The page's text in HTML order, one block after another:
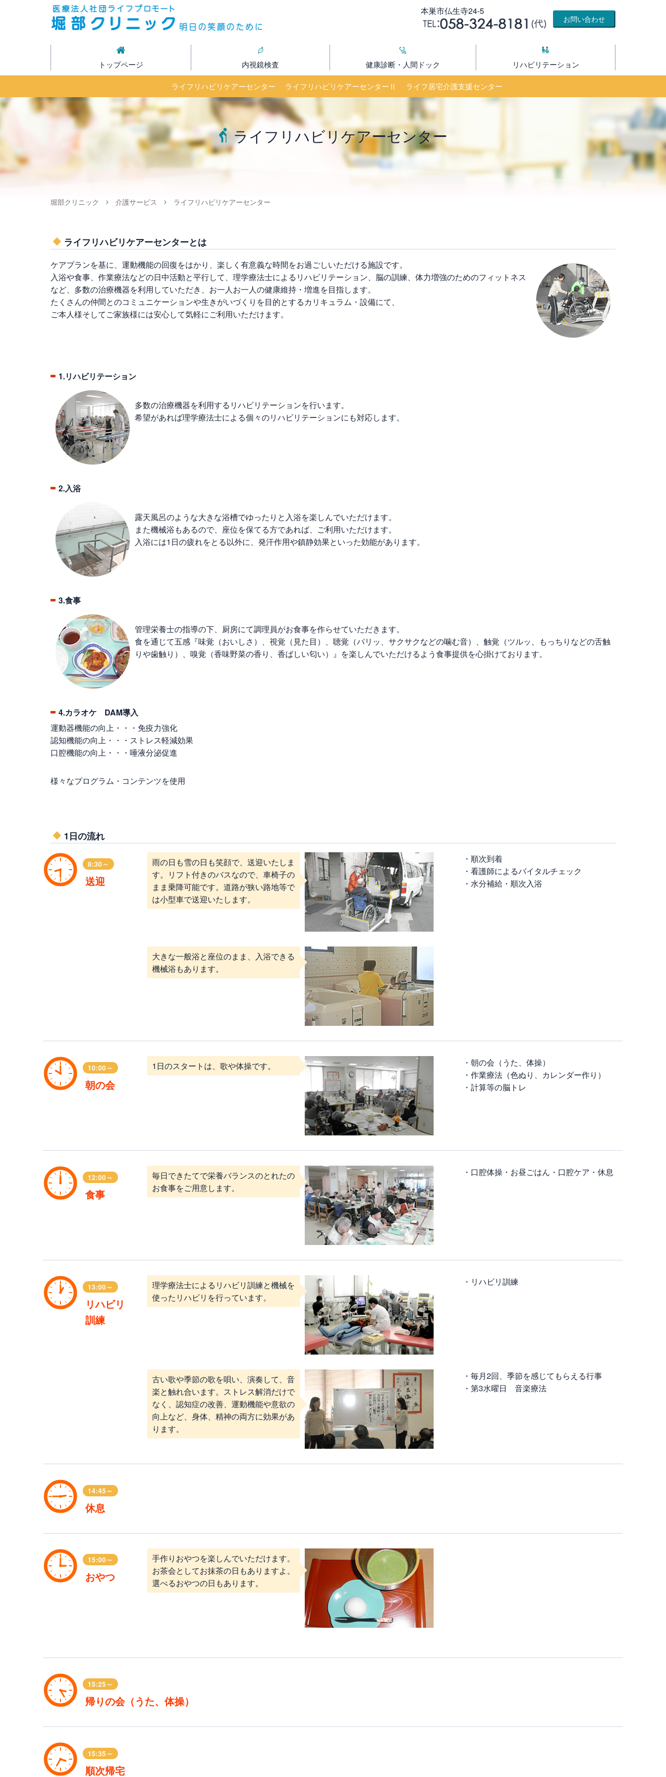
本巣市仏生寺24-5
お問い合わせ
トップページ 内視鏡検査 健康診断・人間ドック リハビリテーション
ライフリハビリケアーセンター ライフリハビリケアーセンターⅡ ライフ居宅介護支援センター
ライフリハビリケアーセンター
堀部クリニック 介護サービス ライフリハビリケアーセンター
ライフリハビリケアーセンターとは
ケアプランを基に、運動機能の回復をはかり、楽しく有意義な時間をお過ごしいただける施設です。
入浴や食事、作業療法などの日中活動と平行して、理学療法士によるリハビリテーション、脳の訓練、体力増強のためのフィットネス
など、多数の治療機器を利用していただき、お一人お一人の健康維持・増進を目指します。
たくさんの仲間とのコミュニケーションや生きがいづくりを目的とするカリキュラム・設備にて、
ご本人様そしてご家族様には安心して気軽にご利用いただけます。
1.リハビリテーション
多数の治療機器を利用するリハビリテーションを行います。
希望があれば理学療法士による個々のリハビリテーションにも対応します。
2.入浴
露天風呂のような大きな浴槽でゆったりと入浴を楽しんでいただけます。
また機械浴もあるので、座位を保てる方であれば、ご利用いただけます。
入浴には1日の疲れをとる以外に、発汗作用や鎮静効果といった効能があります。
3.食事
管理栄養士の指導の下、厨房にて調理員がお食事を作らせていただきます。
食を通じて五感『味覚（おいしさ）、視覚（見た目）、聴覚（パリッ、サクサクなどの噛む音）、触覚（ツルッ、もっちりなどの舌触
りや歯触り）、嗅覚（香味野菜の香り、香ばしい匂い）』を楽しんでいただけるよう食事提供を心掛けております。
4.カラオケ DAM導入
運動器機能の向上・・・免疫力強化
認知機能の向上・・・ストレス軽減効果
口腔機能の向上・・・唾液分泌促進
様々なプログラム・コンテンツを使用
1日の流れ
8:30～
送迎
雨の日も雪の日も笑顔で、送迎いたしま
す。リフト付きのバスなので、車椅子の
まま乗降可能です。道路が狭い路地等で
は小型車で送迎いたします。
・順次到着
・看護師によるバイタルチェック
・水分補給・順次入浴
大きな一般浴と座位のまま、入浴できる
機械浴もあります。
10:00～
朝の会
1日のスタートは、歌や体操です。
・朝の会（うた、体操）
・作業療法（色ぬり、カレンダー作り）
・計算等の脳トレ
12:00～
食事
毎日できたてで栄養バランスのとれたの
お食事をご用意します。
・口腔体操・お昼ごはん ・口腔ケア ・休息
13:00～
リハビリ
訓練
理学療法士によるリハビリ訓練と機械を
使ったリハビリを行っています。
・リハビリ訓練
古い歌や季節の歌を唄い、演奏して、音
楽と触れ合います。ストレス解消だけで
なく、認知症の改善、運動機能や意欲の
向上など、身体、精神の両方に効果があ
ります。
・毎月2回、季節を感じてもらえる行事
・第3水曜日 音楽療法
14:45～
休息
15:00～
おやつ
手作りおやつを楽しんでいただけます。
お茶会としてお抹茶の日もありますよ。
選べるおやつの日もあります。
15:25～
帰りの会（うた、体操）
15:35～
順次帰宅